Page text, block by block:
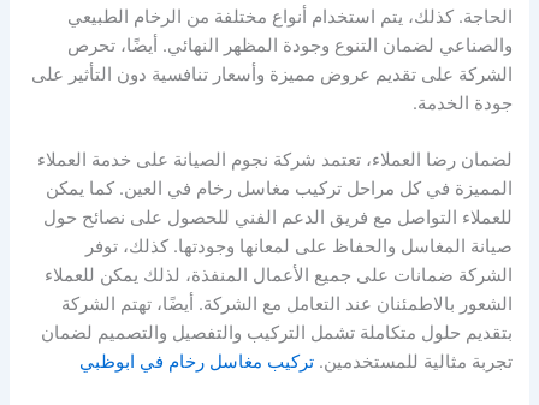
الحاجة. كذلك، يتم استخدام أنواع مختلفة من الرخام الطبيعي
والصناعي لضمان التنوع وجودة المظهر النهائي. أيضًا، تحرص
الشركة على تقديم عروض مميزة وأسعار تنافسية دون التأثير على
جودة الخدمة.
لضمان رضا العملاء، تعتمد شركة نجوم الصيانة على خدمة العملاء
المميزة في كل مراحل تركيب مغاسل رخام في العين. كما يمكن
للعملاء التواصل مع فريق الدعم الفني للحصول على نصائح حول
صيانة المغاسل والحفاظ على لمعانها وجودتها. كذلك، توفر
الشركة ضمانات على جميع الأعمال المنفذة، لذلك يمكن للعملاء
الشعور بالاطمئنان عند التعامل مع الشركة. أيضًا، تهتم الشركة
بتقديم حلول متكاملة تشمل التركيب والتفصيل والتصميم لضمان
تجربة مثالية للمستخدمين.تركيب مغاسل رخام في ابوظبي